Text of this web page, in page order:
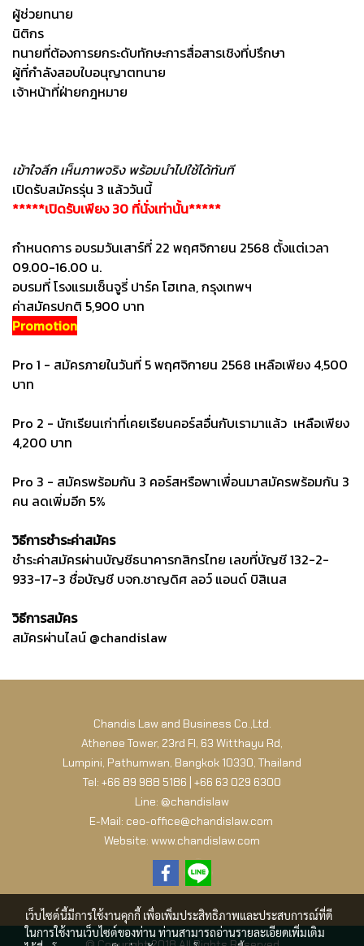
ผู้ช่วยทนาย
นิติกร
ทนายที่ต้องการยกระดับทักษะการสื่อสารเชิงที่ปรึกษา
ผู้ที่กำลังสอบใบอนุญาตทนาย
เจ้าหน้าที่ฝ่ายกฎหมาย
เข้าใจลึก เห็นภาพจริง พร้อมนำไปใช้ได้ทันที
เปิดรับสมัครรุ่น 3 แล้ววันนี้
*****เปิดรับเพียง 30 ที่นั่งเท่านั้น*****
กำหนดการ อบรมวันเสาร์ที่ 22 พฤศจิกายน 2568 ตั้งแต่เวลา
09.00-16.00 น.
อบรมที่ โรงแรมเซ็นจูรี่ ปาร์ค โฮเทล, กรุงเทพฯ
ค่าสมัครปกติ 5,900 บาท
Promotion
Pro 1 - สมัครภายในวันที่ 5 พฤศจิกายน 2568 เหลือเพียง 4,500
บาท
Pro 2 - นักเรียนเก่าที่เคยเรียนคอร์สอื่นกับเรามาแล้ว เหลือเพียง
4,200 บาท
Pro 3 - สมัครพร้อมกัน 3 คอร์สหรือพาเพื่อนมาสมัครพร้อมกัน 3
คน ลดเพิ่มอีก 5%
วิธีการชำระค่าสมัคร
ชำระค่าสมัครผ่านบัญชีธนาคารกสิกรไทย เลขที่บัญชี 132-2-
933-17-3 ชื่อบัญชี บจก.ชาญดิศ ลอว์ แอนด์ บิสิเนส
วิธีการสมัคร
สมัครผ่านไลน์ @chandislaw
Chandis Law and Business Co.,Ltd.
Athenee Tower, 23rd Fl, 63 Witthayu Rd,
Lumpini, Pathumwan, Bangkok 10330, Thailand
Tel: +66 89 988 5186 | +66 63 029 6300
Line: @chandislaw
E-Mail: ceo-office@chandislaw.com
Website: www.chandislaw.com
เว็บไซต์นี้มีการใช้งานคุกกี้ เพื่อเพิ่มประสิทธิภาพและประสบการณ์ที่ดี
ในการใช้งานเว็บไซต์ของท่าน ท่านสามารถอ่านรายละเอียดเพิ่มเติม